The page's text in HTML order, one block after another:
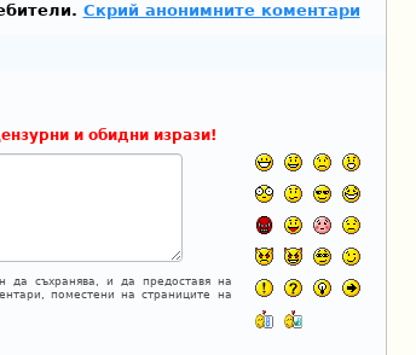
Скрий анонимните коментари
и обидни изрази!
съхранява, и да предоставя на
поместени на страниците на